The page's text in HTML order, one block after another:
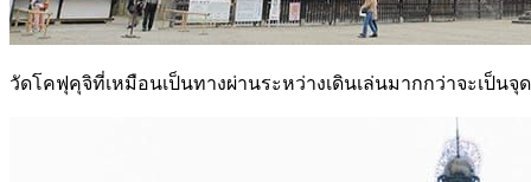
วัดโคฟุคุจิที่เหมือนเป็นทางผ่านระหว่างเดินเล่นมากกว่าจะเป็นจุ